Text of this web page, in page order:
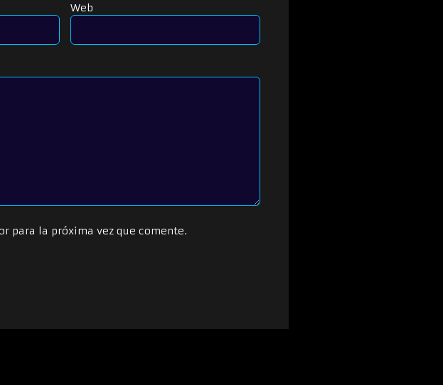
Web
para la próxima vez que comente.